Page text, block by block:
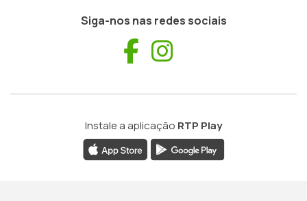
Siga-nos nas redes sociais
Facebook
Instale a aplicação RTP Play